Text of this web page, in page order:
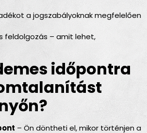
a jogszabályoknak megfelelően
feldolgozás – amit lehet,
időpontra
– Ön döntheti el, mikor történjen a